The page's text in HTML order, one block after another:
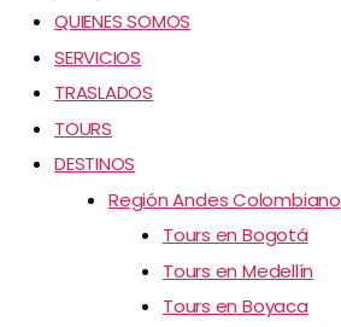
QUIENES SOMOS
SERVICIOS
TRASLADOS
TOURS
DESTINOS
Región Andes Colombiano
Tours en Bogotá
Tours en Medellín
Tours en Boyaca